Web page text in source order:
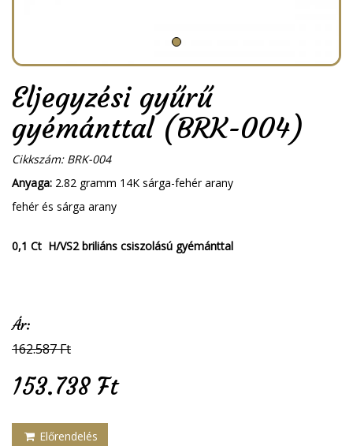
Eljegyzési gyűrű
gyémánttal (BRK-004)
Cikkszám: BRK-004
Anyaga: 2.82 gramm 14K sárga-fehér arany
fehér és sárga arany
0,1 Ct H/VS2 briliáns csiszolású gyémánttal
Ár:
162.587 Ft
153.738 Ft
Előrendelés